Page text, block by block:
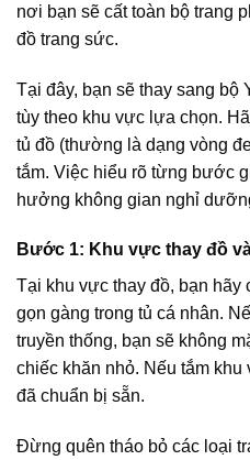
nơi bạn sẽ cất toàn bộ trang
đồ trang sức.
Tại đây, bạn sẽ thay sang bộ
tùy theo khu vực lựa chọn.
tủ đồ (thường là dạng vòng
tắm. Việc hiểu rõ từng bước
hưởng không gian nghỉ
Bước 1: Khu vực thay đồ
Tại khu vực thay đồ, bạn hãy
gọn gàng trong tủ cá nhân.
truyền thống, bạn sẽ không
chiếc khăn nhỏ. Nếu tắm
đã chuẩn bị sẵn.
Đừng quên tháo bỏ các loại